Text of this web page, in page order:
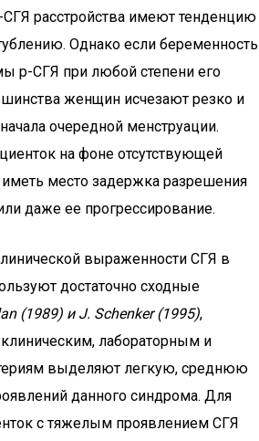
расстройства имеют тенденцию
Однако если беременность
р-СГЯ при любой степени его
женщин исчезают резко и
очередной менструации.
на фоне отсутствующей
место задержка разрешения
даже ее прогрессирование.
выраженности СГЯ в
достаточно сходные
(1989) и J. Schenker (1995),
лабораторным и
выделяют легкую, среднюю
данного синдрома. Для
с тяжелым проявлением СГЯ